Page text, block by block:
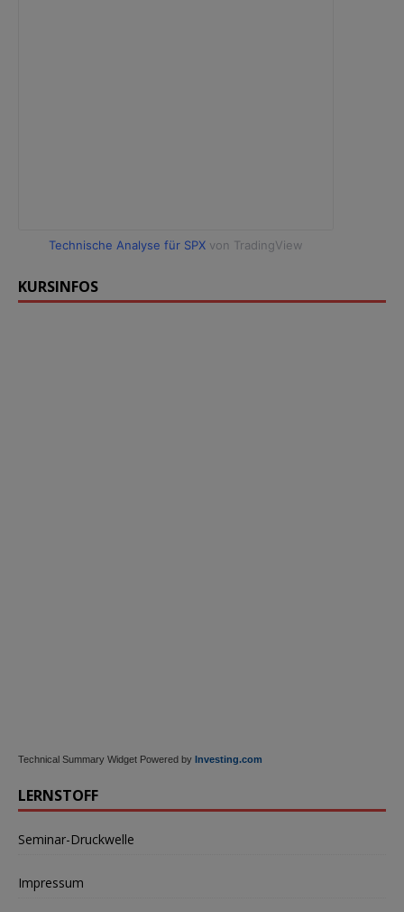
Technische Analyse für SPX von TradingView
KURSINFOS
Technical Summary Widget Powered by Investing.com
LERNSTOFF
Seminar-Druckwelle
Impressum